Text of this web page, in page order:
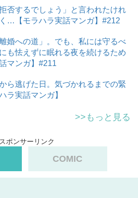
否するでしょう」と言われたけれ
…【モラハラ実話マンガ】#212
婚への道」。でも、私には守るべ
も怯えずに眠れる夜を続けるため
マンガ】#211
ら逃げた日。気づかれるまでの緊
ラ実話マンガ】
>>もっと見る
スポンサーリンク
COMIC